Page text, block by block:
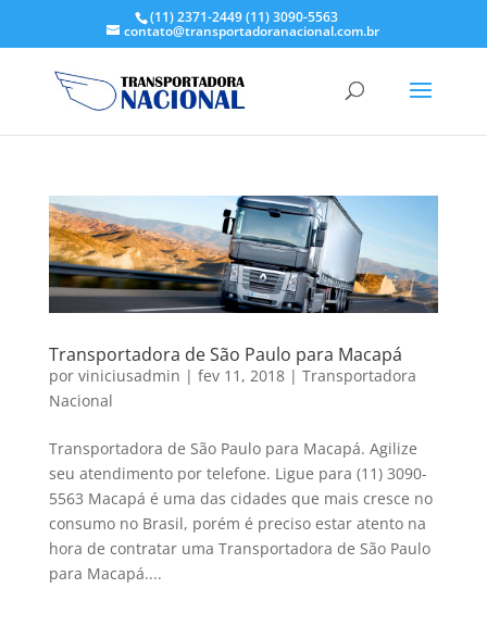
(11) 2371-2449(11) 3090-5563
contato@transportadoranacional.com.br
Transportadora de São Paulo para Macapá
por viniciusadmin | fev 11, 2018| Transportadora
Nacional
Transportadora de São Paulo para Macapá. Agilize
seu atendimento por telefone. Ligue para (11) 3090-
5563 Macapá é uma das cidades que mais cresce no
consumo no Brasil, porém é preciso estar atento na
hora de contratar uma Transportadora de São Paulo
para Macapá....